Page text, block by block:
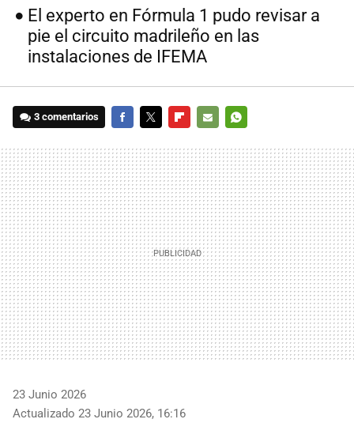
El experto en Fórmula 1 pudo revisar a
pie el circuito madrileño en las
instalaciones de IFEMA
3 comentarios
MAIL
23 Junio 2026
Actualizado 23 Junio 2026, 16:16